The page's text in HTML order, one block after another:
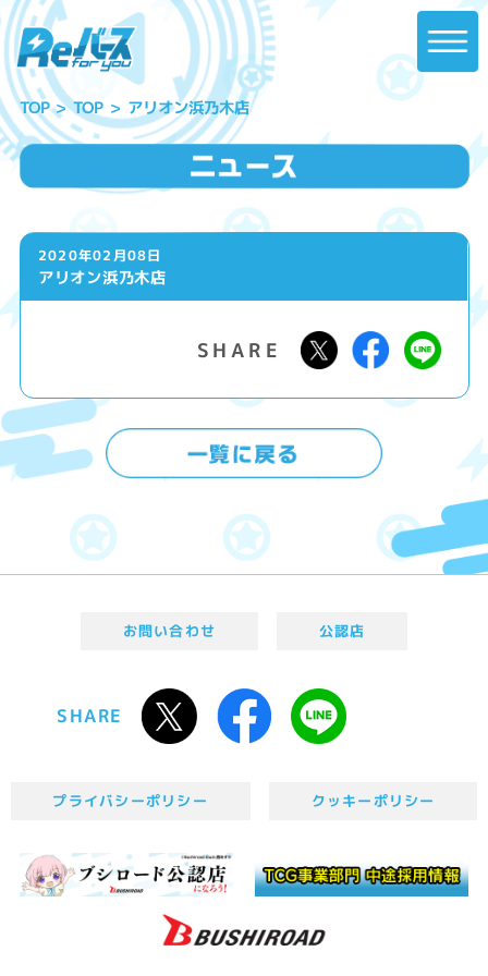
TOP TOP アリオン浜乃木店
2020年02月08日
アリオン浜乃木店
お問い合わせ 公認店
SHARE
プライバシーポリシー クッキーポリシー